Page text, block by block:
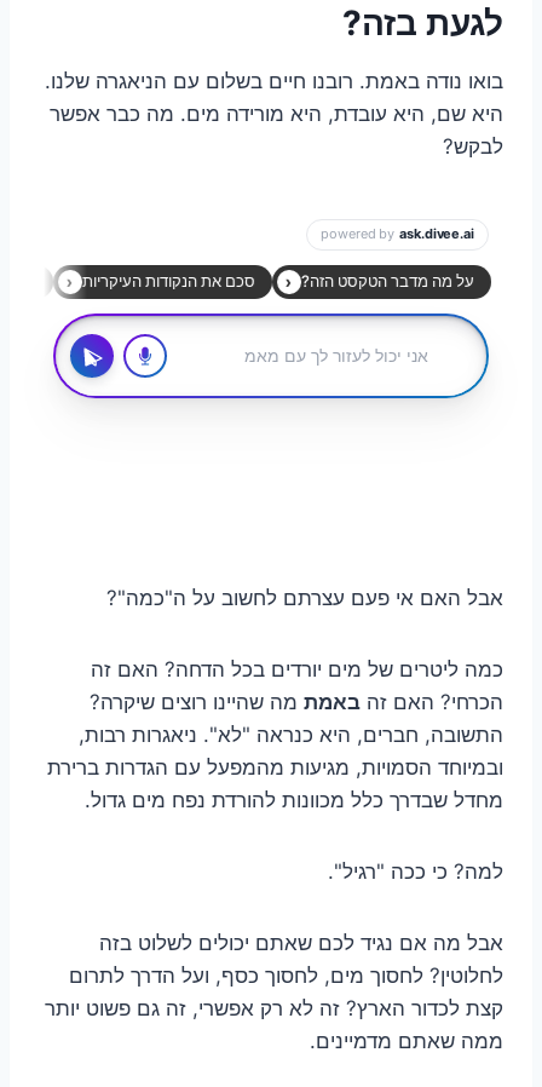
לגעת בזה?
בואו נודה באמת. רובנו חיים בשלום עם הניאגרה שלנו.
היא שם, היא עובדת, היא מורידה מים. מה כבר אפשר
לבקש?
אבל האם אי פעם עצרתם לחשוב על ה"כמה"?
כמה ליטרים של מים יורדים בכל הדחה? האם זה
הכרחי? האם זה באמת מה שהיינו רוצים שיקרה?
התשובה, חברים, היא כנראה "לא". ניאגרות רבות,
ובמיוחד הסמויות, מגיעות מהמפעל עם הגדרות ברירת
מחדל שבדרך כלל מכוונות להורדת נפח מים גדול.
למה? כי ככה "רגיל".
אבל מה אם נגיד לכם שאתם יכולים לשלוט בזה
לחלוטין? לחסוך מים, לחסוך כסף, ועל הדרך לתרום
קצת לכדור הארץ? זה לא רק אפשרי, זה גם פשוט יותר
ממה שאתם מדמיינים.